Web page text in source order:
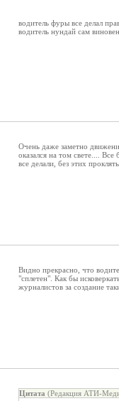
водитель фуры все делал
водитель нундай сам
Очень даже заметно
оказался на том свете....
все делали, без этих
Видно прекрасно, что
"сплетен". Как бы
журналистов за создание
Цитата (Редакция АТИ-